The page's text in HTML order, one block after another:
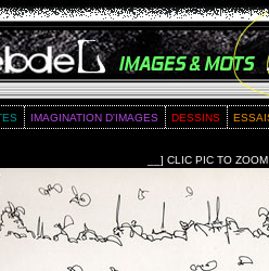
IMAGINATION D'IMAGES DESSINS
__] CLIC PIC TO